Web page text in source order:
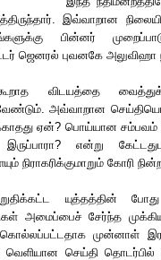
இவ்வாறான
பின்னர்
ஜெனரல் புவனகே அலுவிஹா
விடயத்தை
அவ்வாறான
ஏன்? பொய்யான சம்பவம்
என்று
நிராகரிக்குமாறும் கோரி
யுத்தத்தின்
அமைப்பைச் சேர்ந்த
முன்னாள்
வெளியான செய்தி